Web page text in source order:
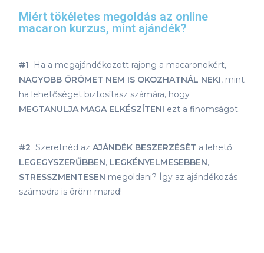
Miért tökéletes megoldás az online
macaron kurzus, mint ajándék?
#1 Ha a megajándékozott rajong a macaronokért,
NAGYOBB ÖRÖMET NEM IS OKOZHATNÁL NEKI, mint
ha lehetőséget biztosítasz számára, hogy
MEGTANULJA MAGA ELKÉSZÍTENI ezt a finomságot.
#2 Szeretnéd azAJÁNDÉK BESZERZÉSÉT a lehető
LEGEGYSZERŰBBEN, LEGKÉNYELMESEBBEN,
STRESSZMENTESEN megoldani? Így az ajándékozás
számodra is öröm marad!